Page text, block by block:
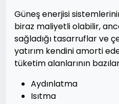
Güneş enerjisi
biraz maliyetli olabilir,
sağladığı tasarruflar ve
yatırım kendini amorti
tüketim alanlarının
Aydınlatma
Isıtma